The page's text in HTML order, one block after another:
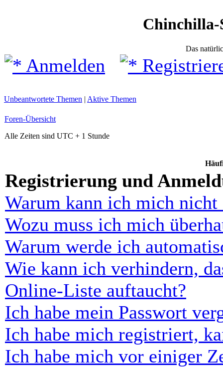
Chinchilla-
Das
Anmelden
Unbeantwortete Themen | Aktive Themen
Foren-Übersicht
Alle Zeiten sind UTC + 1 Stunde
Registrierung und
Warum kann ich mich nicht
Wozu muss ich mich
Warum werde ich
Wie kann ich verhindern,
Online-Liste auftaucht?
Ich habe mein Passwort
Ich habe mich registriert,
Ich habe mich vor einiger